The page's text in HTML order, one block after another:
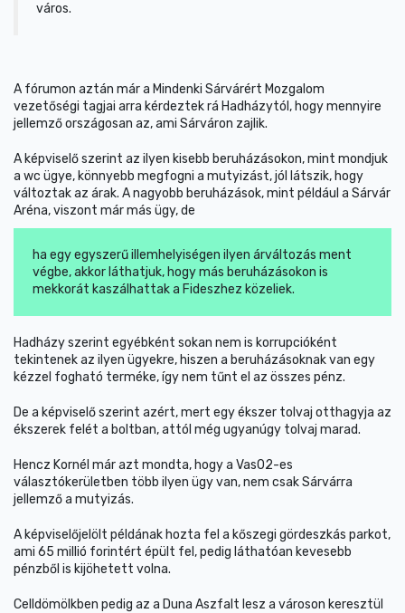
város.
A fórumon aztán már a Mindenki Sárvárért Mozgalom
vezetőségi tagjai arra kérdeztek rá Hadházytól, hogy mennyire
jellemző országosan az, ami Sárváron zajlik.
A képviselő szerint az ilyen kisebb beruházásokon, mint mondjuk
a wc ügye, könnyebb megfogni a mutyizást, jól látszik, hogy
változtak az árak. A nagyobb beruházások, mint például a Sárvár
Aréna, viszont már más ügy, de
ha egy egyszerű illemhelyiségen ilyen árváltozás ment
végbe, akkor láthatjuk, hogy más beruházásokon is
mekkorát kaszálhattak a Fideszhez közeliek.
Hadházy szerint egyébként sokan nem is korrupcióként
tekintenek az ilyen ügyekre, hiszen a beruházásoknak van egy
kézzel fogható terméke, így nem tűnt el az összes pénz.
De a képviselő szerint azért, mert egy ékszer tolvaj otthagyja az
ékszerek felét a boltban, attól még ugyanúgy tolvaj marad.
Hencz Kornél már azt mondta, hogy a Vas02-es
választókerületben több ilyen ügy van, nem csak Sárvárra
jellemző a mutyizás.
A képviselőjelölt példának hozta fel a kőszegi gördeszkás parkot,
ami 65 millió forintért épült fel, pedig láthatóan kevesebb
pénzből is kijöhetett volna.
Celldömölkben pedig az a Duna Aszfalt lesz a városon keresztül